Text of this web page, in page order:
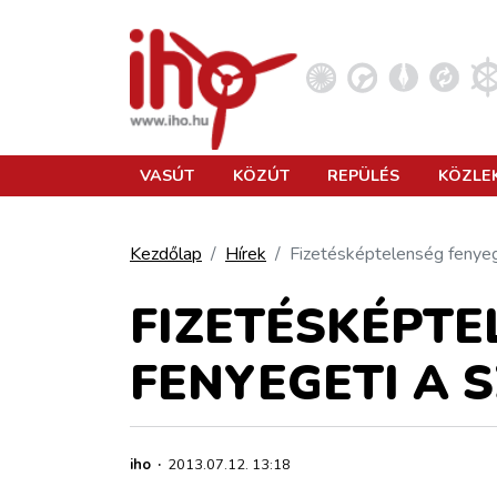
KÖZLEKEDÉSFEJLESZTÉS
ELLÁTÁSI LÁNC
VASÚT KÖZÚT REPÜLÉS
Kezdőlap Hírek Fizetésképtelenség
FENYEGETI A
iho · 2013.07.12. 13:18